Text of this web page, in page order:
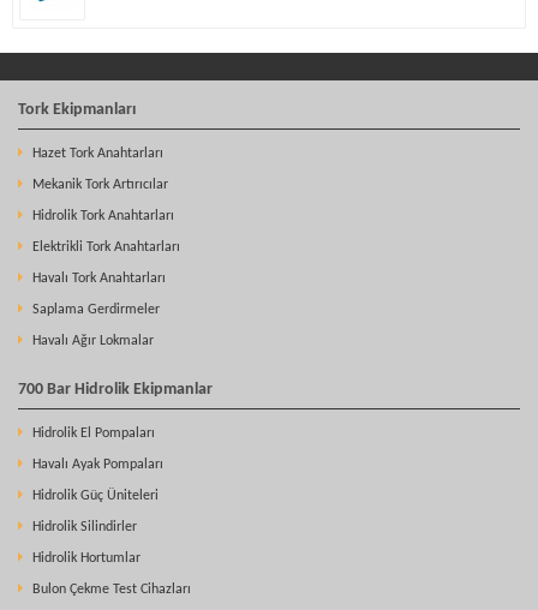
Tork Ekipmanları
Hazet Tork Anahtarları
Mekanik Tork Artırıcılar
Hidrolik Tork Anahtarları
Elektrikli Tork Anahtarları
Havalı Tork Anahtarları
Saplama Gerdirmeler
Havalı Ağır Lokmalar
700 Bar Hidrolik Ekipmanlar
Hidrolik El Pompaları
Havalı Ayak Pompaları
Hidrolik Güç Üniteleri
Hidrolik Silindirler
Hidrolik Hortumlar
Bulon Çekme Test Cihazları